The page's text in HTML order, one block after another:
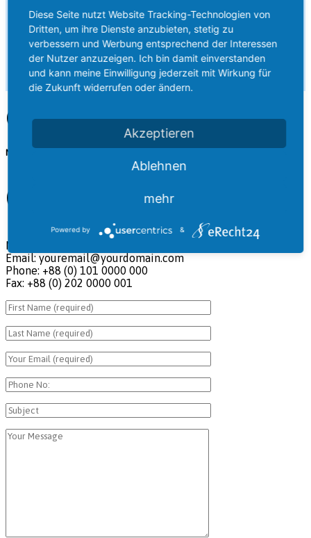
Impressum
Datenschutzerklärung
Copyright 2024
Contact us
Need help
Contact us
New York, NY 10010
Email: youremail@yourdomain.com
Phone: +88 (0) 101 0000 000
Fax: +88 (0) 202 0000 001
Diese Seite nutzt Website Tracking-Technologien von
Dritten, um ihre Dienste anzubieten, stetig zu
verbessern und Werbung entsprechend der Interessen
der Nutzer anzuzeigen. Ich bin damit einverstanden
und kann meine Einwilligung jederzeit mit Wirkung für
die Zukunft widerrufen oder ändern.
Akzeptieren
Ablehnen
mehr
Powered by &